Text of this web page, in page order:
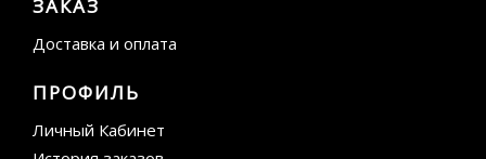
ЗАКАЗ
Доставка и оплата
ПРОФИЛЬ
Личный Кабинет